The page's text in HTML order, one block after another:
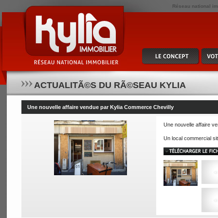
Réseau national
ACTUALITÃ©S DU RÃ©SEAU KYLIA
Une nouvelle affaire vendue par Kylia Commerce Chevilly
Une nouvelle affaire
Un local commercial